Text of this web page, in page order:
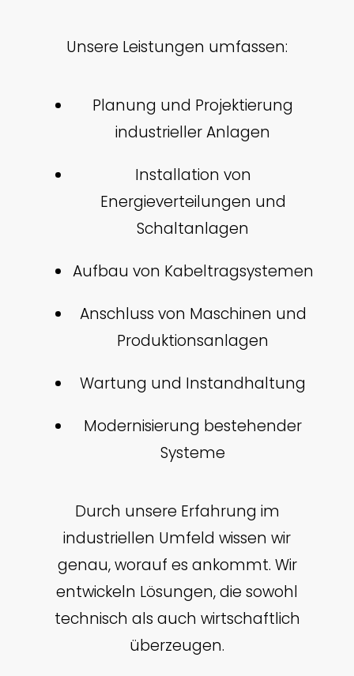
Unsere Leistungen umfassen:
Planung und Projektierung
industrieller Anlagen
Installation von
Energieverteilungen und
Schaltanlagen
Aufbau von Kabeltragsystemen
Anschluss von Maschinen und
Produktionsanlagen
Wartung und Instandhaltung
Modernisierung bestehender
Systeme
Durch unsere Erfahrung im
industriellen Umfeld wissen wir
genau, worauf es ankommt. Wir
entwickeln Lösungen, die sowohl
technisch als auch wirtschaftlich
überzeugen.